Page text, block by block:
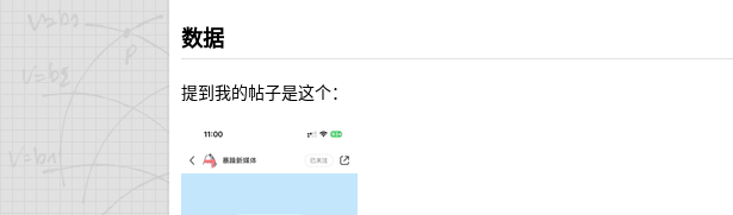
数据
提到我的帖子是这个：